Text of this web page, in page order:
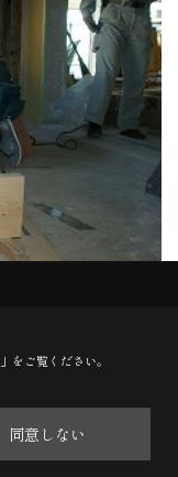
」をご覧ください。
同意しない